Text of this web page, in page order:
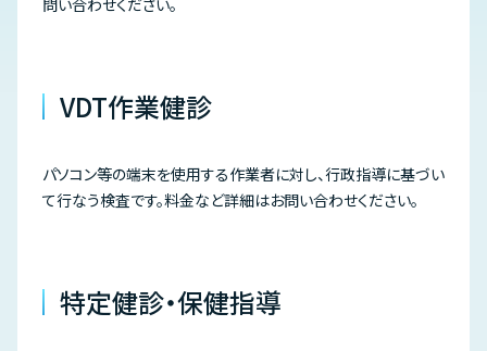
問い合わせください。
VDT作業健診
パソコン等の端末を使用する作業者に対し、行政指導に基づい
て行なう検査です。料金など詳細はお問い合わせください。
特定健診・保健指導